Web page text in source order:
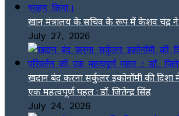
खान मंत्रालय के सचिव के रूप में केशव चंद्र ने
July 27, 2026
खदान बंद करना सर्कुलर इकोनॉमी की दिशा
एक महत्वपूर्ण पहल : डॉ. जितेन्द्र सिंह
July 24, 2026